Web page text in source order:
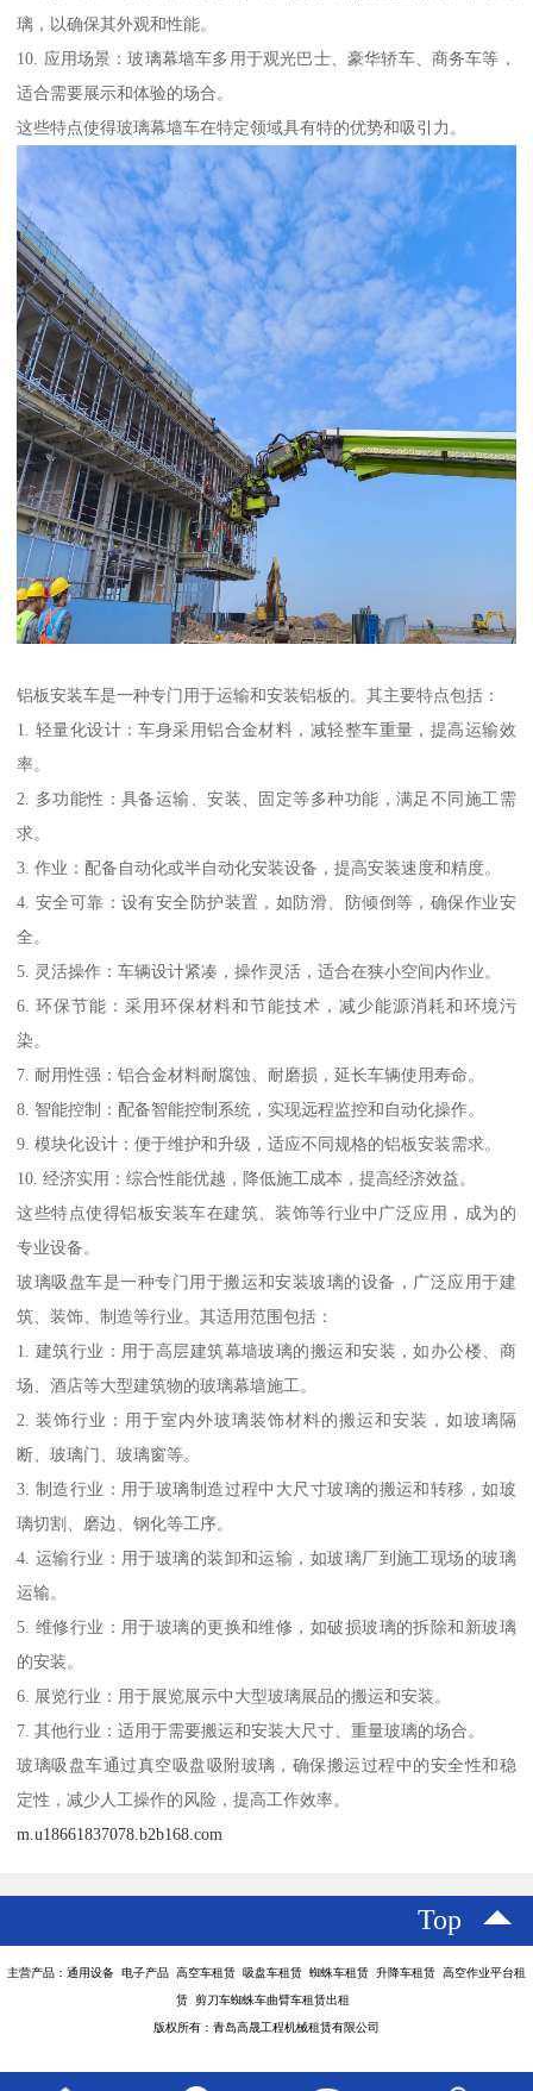
璃，以确保其外观和性能。
10. 应用场景：玻璃幕墙车多用于观光巴士、豪华轿车、商务车等，
适合需要展示和体验的场合。
这些特点使得玻璃幕墙车在特定领域具有特的优势和吸引力。
铝板安装车是一种专门用于运输和安装铝板的。其主要特点包括：
1. 轻量化设计：车身采用铝合金材料，减轻整车重量，提高运输效
率。
2. 多功能性：具备运输、安装、固定等多种功能，满足不同施工需
求。
3. 作业：配备自动化或半自动化安装设备，提高安装速度和精度。
4. 安全可靠：设有安全防护装置，如防滑、防倾倒等，确保作业安
全。
5. 灵活操作：车辆设计紧凑，操作灵活，适合在狭小空间内作业。
6. 环保节能：采用环保材料和节能技术，减少能源消耗和环境污
染。
7. 耐用性强：铝合金材料耐腐蚀、耐磨损，延长车辆使用寿命。
8. 智能控制：配备智能控制系统，实现远程监控和自动化操作。
9. 模块化设计：便于维护和升级，适应不同规格的铝板安装需求。
10. 经济实用：综合性能优越，降低施工成本，提高经济效益。
这些特点使得铝板安装车在建筑、装饰等行业中广泛应用，成为的
专业设备。
玻璃吸盘车是一种专门用于搬运和安装玻璃的设备，广泛应用于建
筑、装饰、制造等行业。其适用范围包括：
1. 建筑行业：用于高层建筑幕墙玻璃的搬运和安装，如办公楼、商
场、酒店等大型建筑物的玻璃幕墙施工。
2. 装饰行业：用于室内外玻璃装饰材料的搬运和安装，如玻璃隔
断、玻璃门、玻璃窗等。
3. 制造行业：用于玻璃制造过程中大尺寸玻璃的搬运和转移，如玻
璃切割、磨边、钢化等工序。
4. 运输行业：用于玻璃的装卸和运输，如玻璃厂到施工现场的玻璃
运输。
5. 维修行业：用于玻璃的更换和维修，如破损玻璃的拆除和新玻璃
的安装。
6. 展览行业：用于展览展示中大型玻璃展品的搬运和安装。
7. 其他行业：适用于需要搬运和安装大尺寸、重量玻璃的场合。
玻璃吸盘车通过真空吸盘吸附玻璃，确保搬运过程中的安全性和稳
定性，减少人工操作的风险，提高工作效率。
m.u18661837078.b2b168.com
Top
主营产品：通用设备 电子产品 高空车租赁 吸盘车租赁 蜘蛛车租赁 升降车租赁 高空作业平台租
赁 剪刀车蜘蛛车曲臂车租赁出租
版权所有：青岛高晟工程机械租赁有限公司